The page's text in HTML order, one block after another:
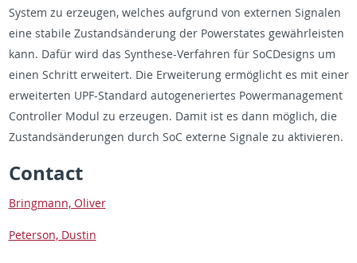
Sys­tem zu erzeu­gen, welches auf­grund von ex­ter­nen Sig­nalen
eine sta­bile Zu­s­tandsänderung der Pow­er­states gewährleis­ten
kann. Dafür wird das Syn­these-Ver­fahren für SoCDe­signs um
einen Schritt er­weit­ert. Die Er­weiterung ermöglicht es mit einer
er­weit­erten UPF-Stan­dard au­to­gener­iertes Pow­er­man­age­ment
Con­troller Modul zu erzeu­gen. Damit ist es dann möglich, die
Zu­s­tandsänderun­gen durch SoC ex­terne Sig­nale zu ak­tivieren.
Con­tact
Bring­mann, Oliver
Pe­ter­son, Dustin